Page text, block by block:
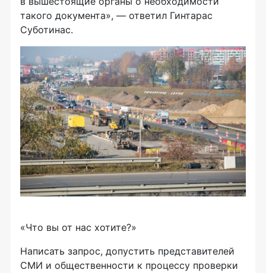
такого документа», — ответил Гинтарас
Суботинас.
«Что вы от нас хотите?»
Написать запрос, допустить представителей
СМИ и общественности к процессу проверки